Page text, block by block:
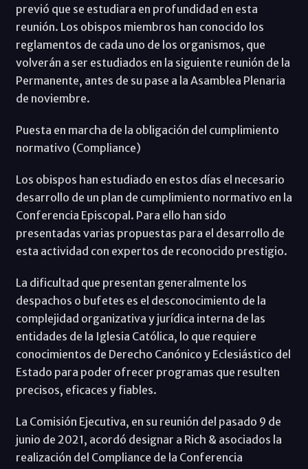
previó que se estudiara en profundidad en esta
reunión. Los obispos miembros han conocido los
reglamentos de cada uno de los organismos, que
volverán a ser estudiados en la siguiente reunión de la
Permanente, antes de su pase a la Asamblea Plenaria
de noviembre.
Puesta en marcha de la obligación del cumplimiento
normativo (Compliance)
Los obispos han estudiado en estos días el necesario
desarrollo de un plan de cumplimiento normativo en la
Conferencia Episcopal. Para ello han sido
presentadas varias propuestas para el desarrollo de
esta actividad con expertos de reconocido prestigio.
La dificultad que presentan generalmente los
despachos o bufetes es el desconocimiento de la
complejidad organizativa y jurídica interna de las
entidades de la Iglesia Católica, lo que requiere
conocimientos de Derecho Canónico y Eclesiástico del
Estado para poder ofrecer programas que resulten
precisos, eficaces y fiables.
La Comisión Ejecutiva, en su reunión del pasado 9 de
junio de 2021, acordó designar a Rich & asociados la
realización del Compliance de la Conferencia